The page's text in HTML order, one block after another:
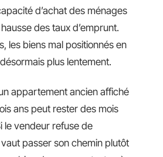
d’achat des ménages
des taux d’emprunt.
les biens mal positionnés en
plus lentement.
appartement ancien affiché
ans peut rester des mois
le vendeur refuse de
passer son chemin plutôt